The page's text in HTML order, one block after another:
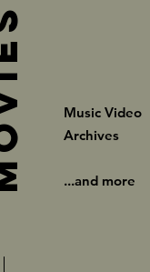
Music Video
Archives
...and more